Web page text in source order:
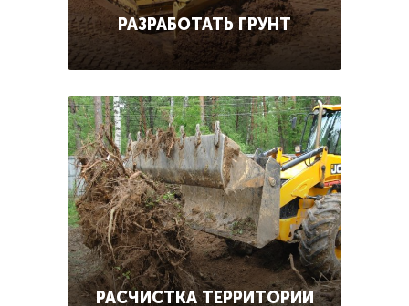
РАЗРАБОТАТЬ ГРУНТ
РАСЧИСТКА ТЕРРИТОРИИ